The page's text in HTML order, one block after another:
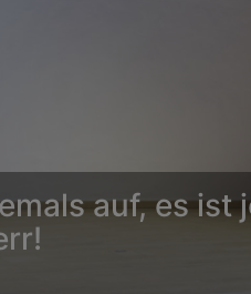
auf, es ist